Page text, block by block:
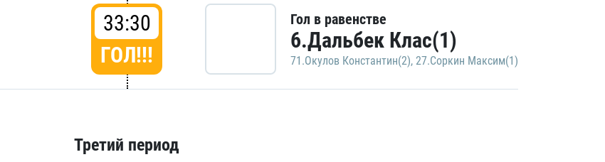
33:30
ГОЛ!!!
Гол в равенстве
6.Дальбек Клас(1)
71.Окулов Константин(2), 27.Соркин Максим(1)
Третий период